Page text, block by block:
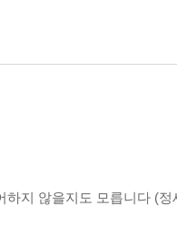
하지 않을지도 모릅니다 (정